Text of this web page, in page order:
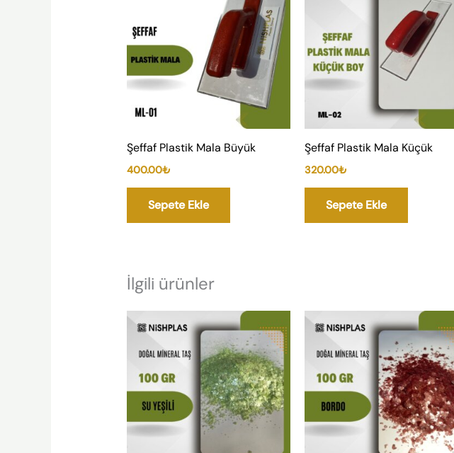
Şeffaf Plastik Mala Büyük
400.00₺
Sepete Ekle
Şeffaf Plastik Mala Küçük
320.00₺
Sepete Ekle
İlgili ürünler